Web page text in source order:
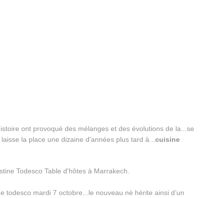
ont provoqué des mélanges et des évolutions de la...se
la place une dizaine d'années plus tard à... cuisine
todesco mardi 7 octobre...le nouveau né hérite ainsi d’un